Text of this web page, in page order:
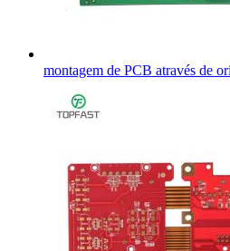
montagem de PCB através de